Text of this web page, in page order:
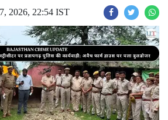
2026, 22:54 IST